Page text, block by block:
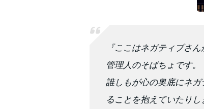
『ここはネガティブさ
管理人のそばちょです。
誰しもが心の奥底にネ
ることを抱えていたりし